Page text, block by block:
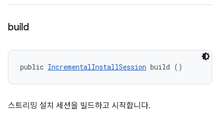
build
public IncrementalInstallSession build ()
스트리밍 설치 세션을 빌드하고 시작합니다.